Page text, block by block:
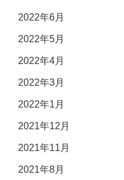
2022年6月
2022年5月
2022年4月
2022年3月
2022年1月
2021年12月
2021年11月
2021年8月